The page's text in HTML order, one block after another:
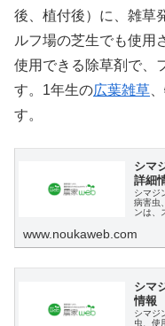
後、植付後）に、雑草
ルフ場の芝生でも使用
使用できる除草剤で、
す。1年生の広葉雑草
す。
シマ
詳細
シマジ
病害虫
ンは、
www.noukaweb.com
シマ
情報
シマジ
虫、使